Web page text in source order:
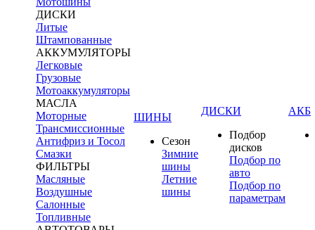
ДИСКИ
Литые
Штампованные
АККУМУЛЯТОРЫ
Легковые
Грузовые
Мотоаккумуляторы
МАСЛА
Моторные
Трансмиссионные
Антифриз и Тосол
Смазки
ФИЛЬТРЫ
Масляные
Воздушные
Салонные
Топливные
ШИНЫ
Сезон
Зимние
шины
Летние
шины
ДИСКИ
Подбор
дисков
Подбор по
авто
Подбор по
параметрам
АКБ